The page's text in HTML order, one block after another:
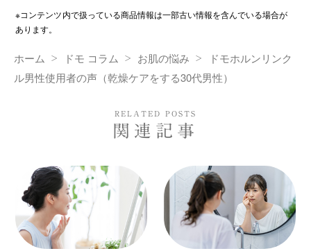
※コンテンツ内で扱っている商品情報は一部古い情報を含んでいる場合が
あります。
ホーム ドモ コラム お肌の悩み
ドモホルンリンク
ル男性使用者の声（乾燥ケアをする30代男性）
RELATED POSTS
関連記事